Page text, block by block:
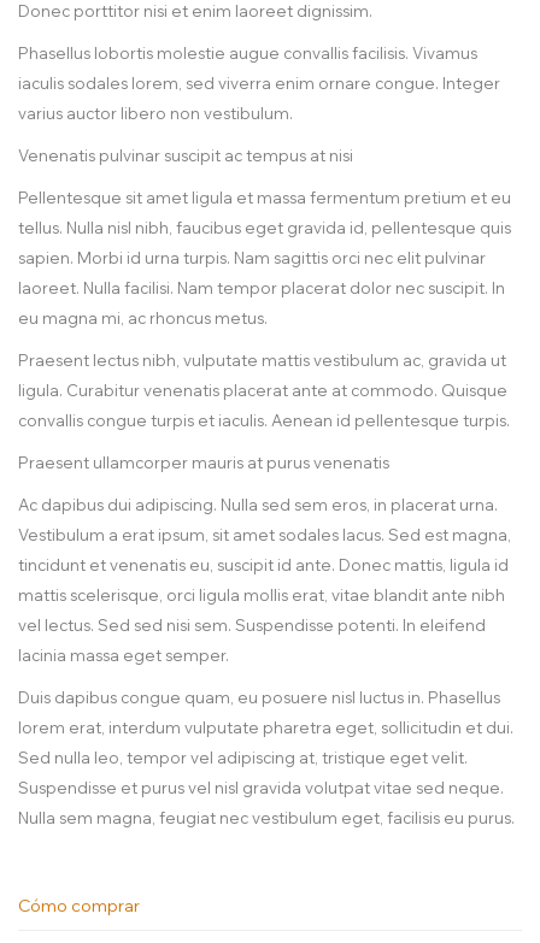
Donec porttitor nisi et enim laoreet dignissim.
Phasellus lobortis molestie augue convallis facilisis. Vivamus
iaculis sodales lorem, sed viverra enim ornare congue. Integer
varius auctor libero non vestibulum.
Venenatis pulvinar suscipit ac tempus at nisi
Pellentesque sit amet ligula et massa fermentum pretium et eu
tellus. Nulla nisl nibh, faucibus eget gravida id, pellentesque quis
sapien. Morbi id urna turpis. Nam sagittis orci nec elit pulvinar
laoreet. Nulla facilisi. Nam tempor placerat dolor nec suscipit. In
eu magna mi, ac rhoncus metus.
Praesent lectus nibh, vulputate mattis vestibulum ac, gravida ut
ligula. Curabitur venenatis placerat ante at commodo. Quisque
convallis congue turpis et iaculis. Aenean id pellentesque turpis.
Praesent ullamcorper mauris at purus venenatis
Ac dapibus dui adipiscing. Nulla sed sem eros, in placerat urna.
Vestibulum a erat ipsum, sit amet sodales lacus. Sed est magna,
tincidunt et venenatis eu, suscipit id ante. Donec mattis, ligula id
mattis scelerisque, orci ligula mollis erat, vitae blandit ante nibh
vel lectus. Sed sed nisi sem. Suspendisse potenti. In eleifend
lacinia massa eget semper.
Duis dapibus congue quam, eu posuere nisl luctus in. Phasellus
lorem erat, interdum vulputate pharetra eget, sollicitudin et dui.
Sed nulla leo, tempor vel adipiscing at, tristique eget velit.
Suspendisse et purus vel nisl gravida volutpat vitae sed neque.
Nulla sem magna, feugiat nec vestibulum eget, facilisis eu purus.
Cómo comprar